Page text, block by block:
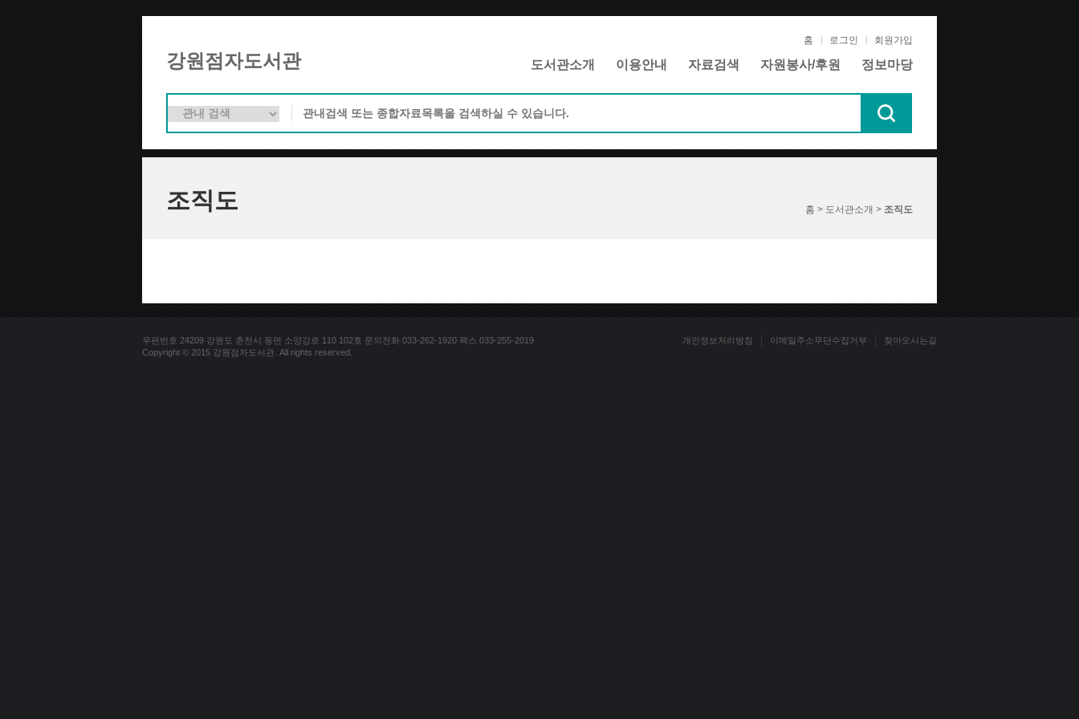
강원점자도서관
홈 로그인 회원가입
도서관소개 이용안내 자료검색 자원봉사/후원 정보마당
조직도 홈 > 도서관소개 > 조직도
우편번호 24209 강원도 춘천시 동면 소양강로 110 102호 문의전화 033-262-1920 팩스 033-255-2019
Copyright © 2015 강원점자도서관. All rights reserved.
개인정보처리방침 이메일주소무단수집거부 찾아오시는길